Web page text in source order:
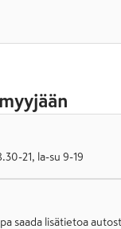
21, la-su 9-19
saada lisätietoa